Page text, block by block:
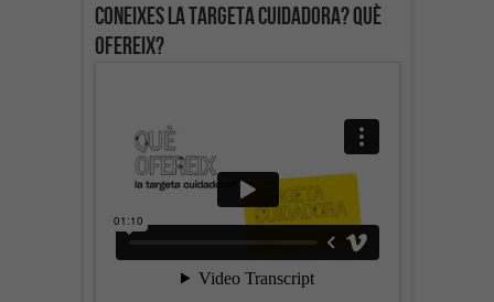
Coneixes la targeta cuidadora? Què
ofereix?